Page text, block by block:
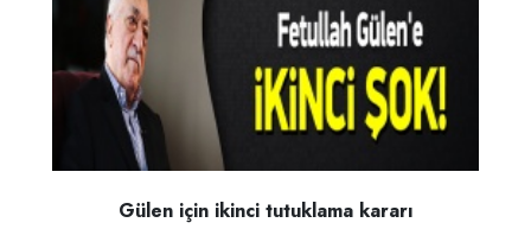
Gülen için ikinci tutuklama kararı